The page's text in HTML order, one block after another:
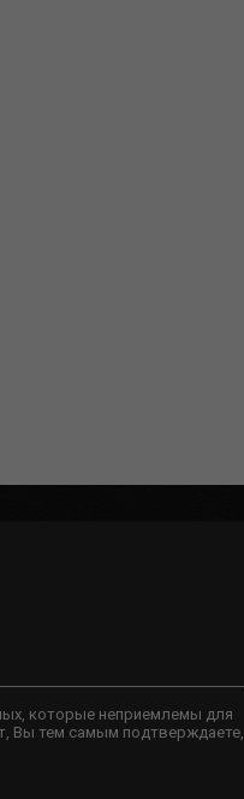
которые неприемлемы для
Вы тем самым подтверждаете,